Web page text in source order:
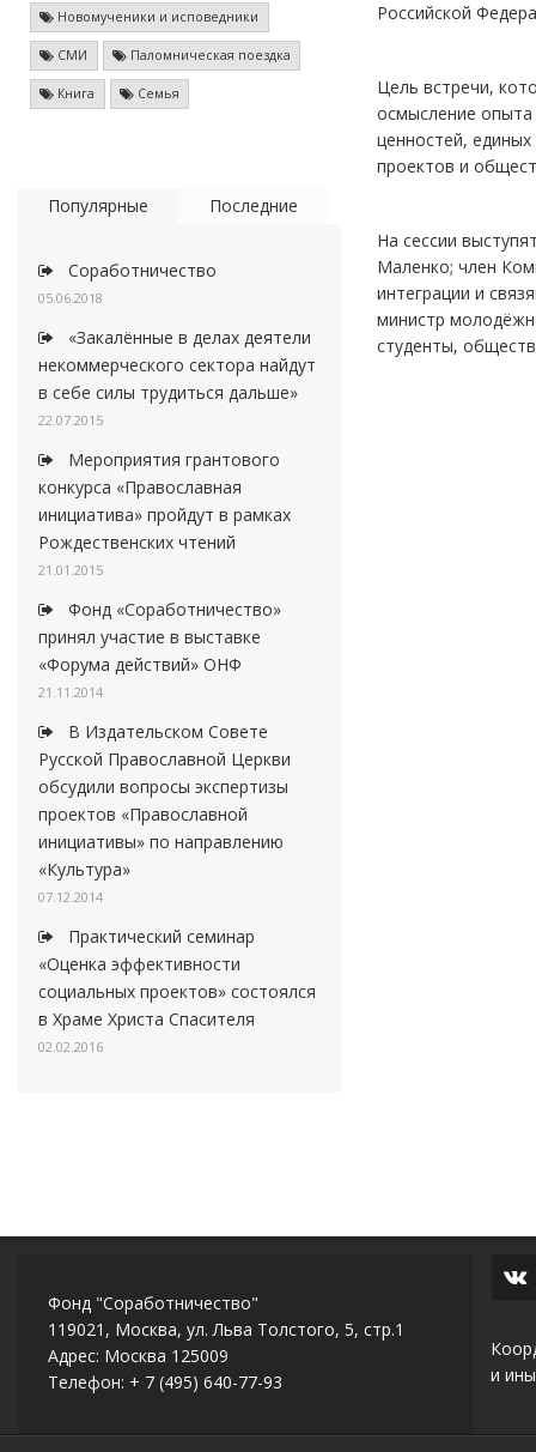
Новомученики и исповедники
СМИ Паломническая поездка
Книга Семья
Популярные Последние
Соработничество
05.06.2018
«Закалённые в делах деятели
некоммерческого сектора найдут
в себе силы трудиться дальше»
22.07.2015
Мероприятия грантового
конкурса «Православная
инициатива» пройдут в рамках
Рождественских чтений
21.01.2015
Фонд «Соработничество»
принял участие в выставке
«Форума действий» ОНФ
21.11.2014
В Издательском Совете
Русской Православной Церкви
обсудили вопросы экспертизы
проектов «Православной
инициативы» по направлению
«Культура»
07.12.2014
Практический семинар
«Оценка эффективности
социальных проектов» состоялся
в Храме Христа Спасителя
02.02.2016
Российской
Цель встречи,
осмысление опыта
ценностей,
проектов и
На сессии
Маленко; член
интеграции и
министр
студенты,
Фонд "Соработничество"
119021, Москва, ул. Льва Толстого, 5, стр.1
Адрес: Москва 125009
Телефон: + 7 (495) 640-77-93
и